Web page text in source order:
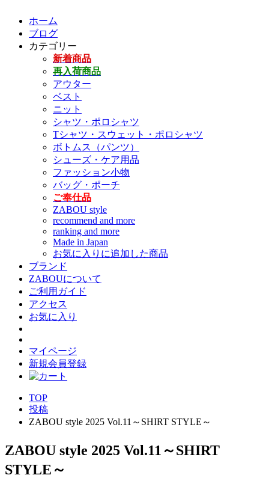
ホーム
ブログ
カテゴリー
新着商品
再入荷商品
アウター
ベスト
ニット
シャツ・ポロシャツ
Tシャツ・スウェット・ポロシャツ
ボトムス（パンツ）
シューズ・ケア用品
ファッション小物
バッグ・ポーチ
ご奉仕品
ZABOU style
recommend and more
ranking and more
Made in Japan
お気に入りに追加した商品
ブランド
ZABOUについて
ご利用ガイド
アクセス
お気に入り
マイページ
新規会員登録
TOP
投稿
ZABOU style 2025 Vol.11～SHIRT STYLE～
ZABOU style 2025 Vol.11～SHIRT
STYLE～